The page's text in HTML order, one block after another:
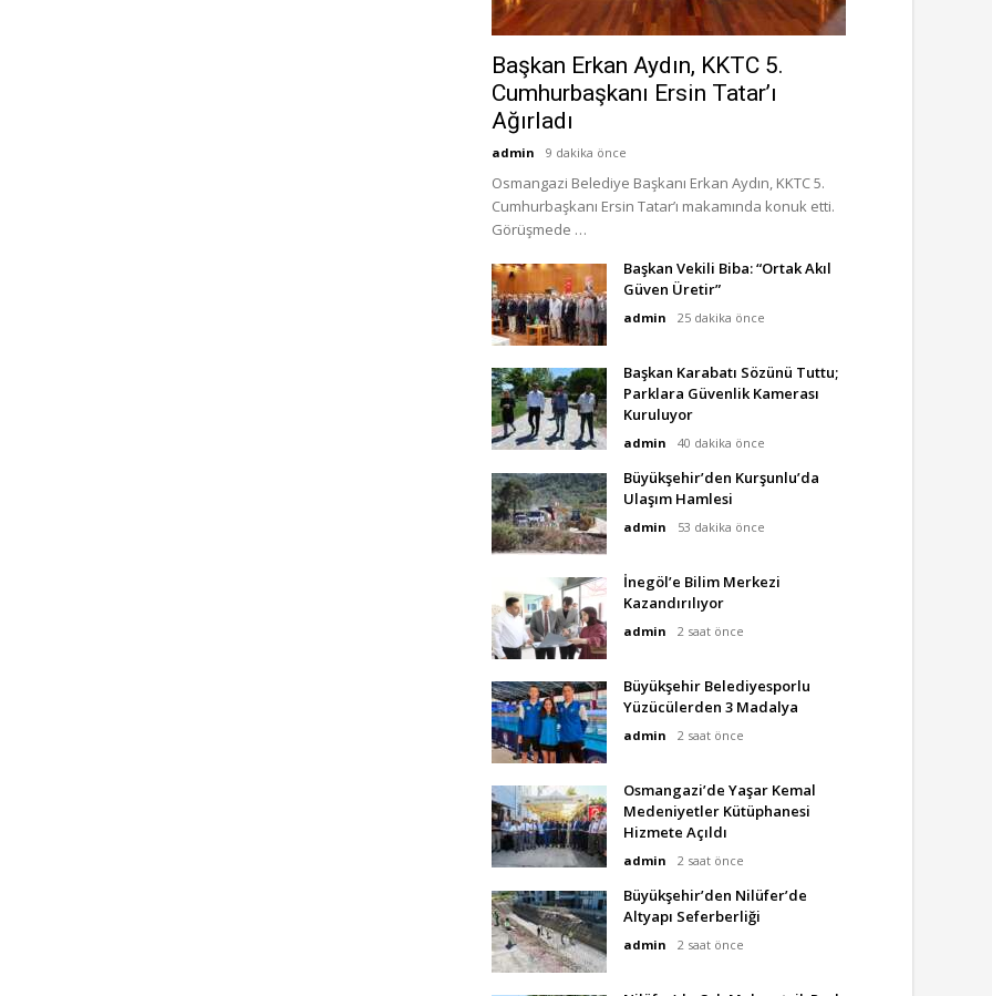
Başkan Erkan Aydın, KKTC 5.
Cumhurbaşkanı Ersin Tatar’ı
Ağırladı
admin 9 dakika önce
Osmangazi Belediye Başkanı Erkan Aydın, KKTC 5.
Cumhurbaşkanı Ersin Tatar’ı makamında konuk etti.
Görüşmede …
Başkan Vekili Biba: “Ortak Akıl
Güven Üretir”
admin 25 dakika önce
Başkan Karabatı Sözünü Tuttu;
Parklara Güvenlik Kamerası
Kuruluyor
admin 40 dakika önce
Büyükşehir’den Kurşunlu’da
Ulaşım Hamlesi
admin 53 dakika önce
İnegöl’e Bilim Merkezi
Kazandırılıyor
admin 2 saat önce
Büyükşehir Belediyesporlu
Yüzücülerden 3 Madalya
admin 2 saat önce
Osmangazi’de Yaşar Kemal
Medeniyetler Kütüphanesi
Hizmete Açıldı
admin 2 saat önce
Büyükşehir’den Nilüfer’de
Altyapı Seferberliği
admin 2 saat önce